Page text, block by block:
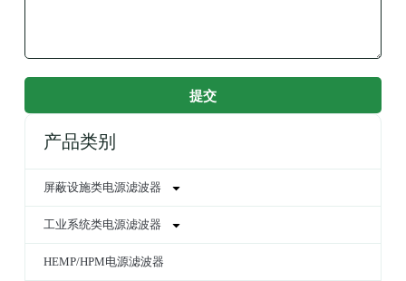
提交
产品类别
屏蔽设施类电源滤波器
工业系统类电源滤波器
HEMP/HPM电源滤波器